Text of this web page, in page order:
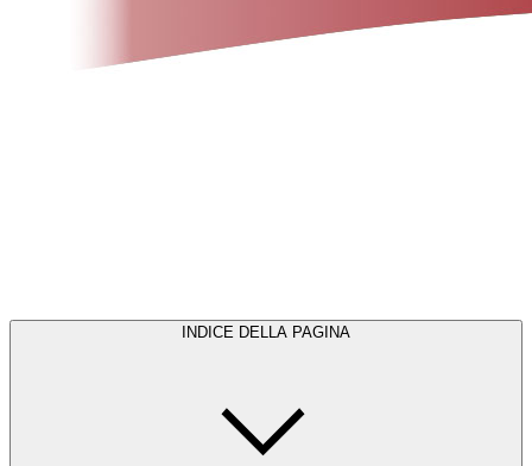
INDICE DELLA PAGINA